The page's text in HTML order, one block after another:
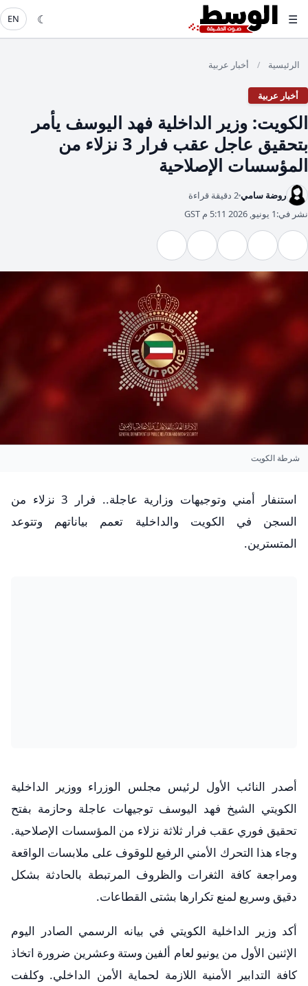
☰
☾
EN
الرئيسية / أخبار عربية
أخبار عربية
​الكويت: وزير الداخلية فهد اليوسف يأمر
بتحقيق عاجل عقب فرار 3 نزلاء من
المؤسسات الإصلاحية
روضة سامي2 دقيقة قراءة
نشر في:1 يونيو, 2026 5:11 م GST
شرطة الكويت
استنفار أمني وتوجيهات وزارية عاجلة.. فرار 3 نزلاء من
السجن في الكويت والداخلية تعمم بياناتهم وتتوعد
المتسترين.
​أصدر النائب الأول لرئيس مجلس الوزراء ووزير الداخلية
الكويتي الشيخ فهد اليوسف توجيهات عاجلة وحازمة بفتح
تحقيق فوري عقب فرار ثلاثة نزلاء من المؤسسات الإصلاحية.
وجاء هذا التحرك الأمني الرفيع للوقوف على ملابسات الواقعة
ومراجعة كافة الثغرات والظروف المرتبطة بالحادثة بشكل
دقيق وسريع لمنع تكرارها بشتى القطاعات.
أكد وزير الداخلية الكويتي في بيانه الرسمي الصادر اليوم
الإثنين الأول من يونيو لعام ألفين وستة وعشرين ضرورة اتخاذ
كافة التدابير الأمنية اللازمة لحماية الأمن الداخلي. وكلفت